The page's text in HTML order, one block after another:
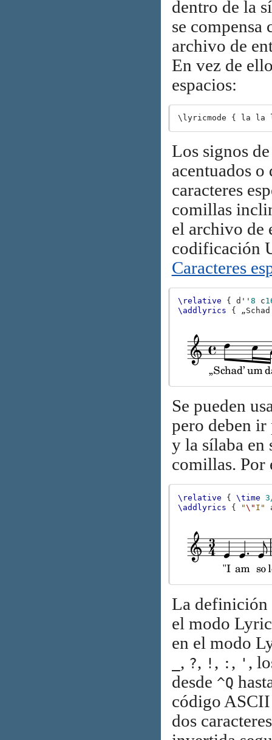
dentro de la
se
archivo de
En vez de
espacios:
Los signos
acentuados
caracteres
comillas
el archivo de
codificación
Caracteres
\relative { d''8 c
\addlyrics
{
Se pueden
pero deben ir
y la sílaba en
comillas. Por
\relative { \time
\addlyrics
{ "\" I"
La definición
el modo
en el modo
, ?, ! , : , ' ,
desde ^Q
código
dos